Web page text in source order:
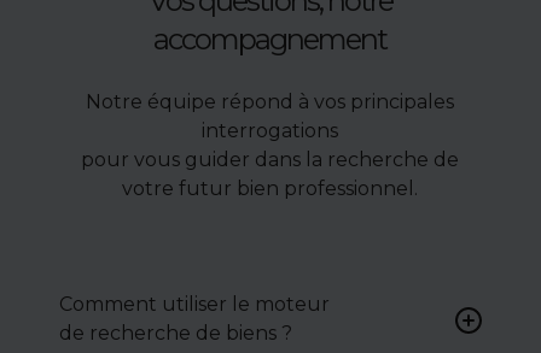
accompagnement
Notre équipe répond à vos principales
interrogations
pour vous guider dans la recherche de
votre futur bien professionnel.
Comment utiliser le moteur
de recherche de biens ?